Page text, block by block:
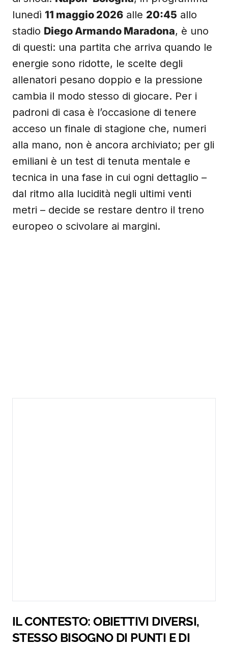
lunedì 11 maggio 2026 alle 20:45 allo
stadio Diego Armando Maradona, è uno
di questi: una partita che arriva quando le
energie sono ridotte, le scelte degli
allenatori pesano doppio e la pressione
cambia il modo stesso di giocare. Per i
padroni di casa è l’occasione di tenere
acceso un finale di stagione che, numeri
alla mano, non è ancora archiviato; per gli
emiliani è un test di tenuta mentale e
tecnica in una fase in cui ogni dettaglio –
dal ritmo alla lucidità negli ultimi venti
metri – decide se restare dentro il treno
europeo o scivolare ai margini.
IL CONTESTO: OBIETTIVI DIVERSI,
STESSO BISOGNO DI PUNTI E DI